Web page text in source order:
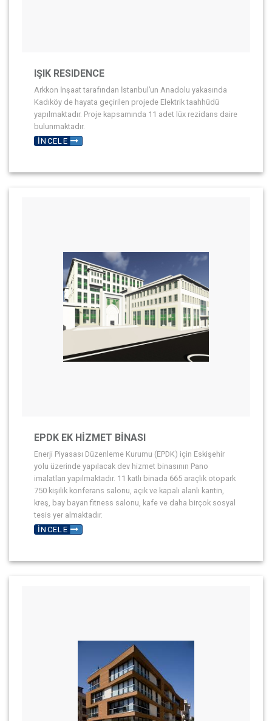
IŞIK RESIDENCE
Arkkon İnşaat tarafından İstanbul’un Anadolu yakasında
Kadıköy de hayata geçirilen projede Elektrik taahhüdü
yapılmaktadır. Proje kapsamında 11 adet lüx rezidans daire
bulunmaktadır.
İNCELE
EPDK EK HİZMET BİNASI
Enerji Piyasası Düzenleme Kurumu (EPDK) için Eskişehir
yolu üzerinde yapılacak dev hizmet binasının Pano
imalatları yapılmaktadır. 11 katlı binada 665 araçlık otopark
750 kişilik konferans salonu, açık ve kapalı alanlı kantin,
kreş, bay bayan fitness salonu, kafe ve daha birçok sosyal
tesis yer almaktadır.
İNCELE